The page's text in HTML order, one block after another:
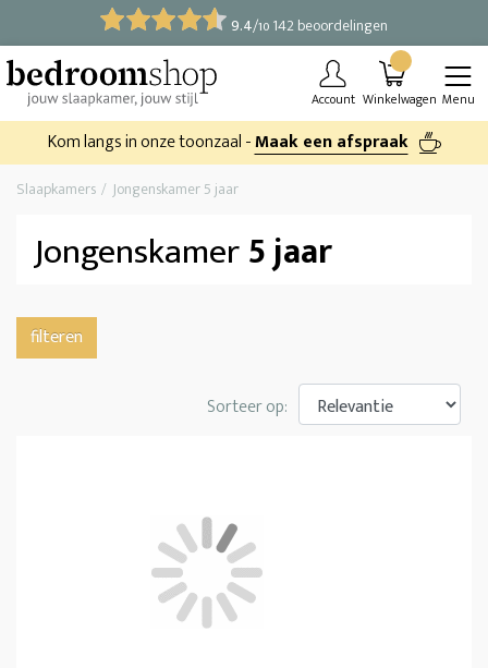
9.4/10 142 beoordelingen
Account Winkelwagen Menu
Kom langs in onze toonzaal -Maak een afspraak
Slaapkamers Jongenskamer 5 jaar
Jongenskamer5 jaar
filteren
Sorteer op: